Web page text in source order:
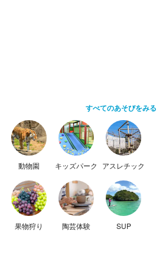
すべてのあそびをみる
動物園 キッズパーク アスレチック
果物狩り 陶芸体験 SUP